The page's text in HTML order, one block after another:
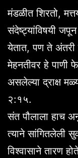
मंडळीत शिरतो,
संदेष्ट्यांविषयी
येतात, पण ते
मेहनतीवर हे पाणी
असलेल्या द्राक्ष
२:१५.
संत पौलाला हाच
त्याने सांगितलेली
विश्वासाने तारण